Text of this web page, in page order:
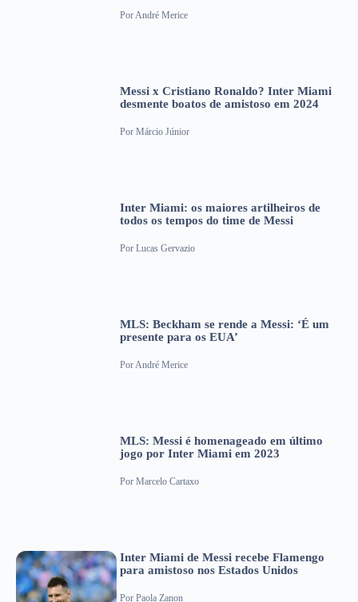
PorAndré Merice
Messi x Cristiano Ronaldo? Inter Miami
desmente boatos de amistoso em 2024
Por Márcio Júnior
Inter Miami: os maiores artilheiros de
todos os tempos do time de Messi
Por Lucas Gervazio
MLS: Beckham se rende a Messi: ‘É um
presente para os EUA’
Por André Merice
MLS: Messi é homenageado em último
jogo por Inter Miami em 2023
Por Marcelo Cartaxo
Inter Miami de Messi recebe Flamengo
para amistoso nos Estados Unidos
Por Paola Zanon